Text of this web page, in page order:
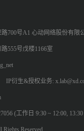
700号A1 心动网络股份有限
555号戊楼1166室
IP衍生&授权业务:
(工作日 9:30 ~ 12:00, 13:30
Reserved